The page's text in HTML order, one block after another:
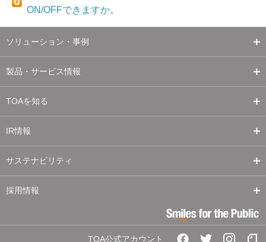
ON/OFFできますか。
ソリューション・事例
製品・サービス情報
TOAを知る
IR情報
サステナビリティ
採用情報
TOA公式アカウント